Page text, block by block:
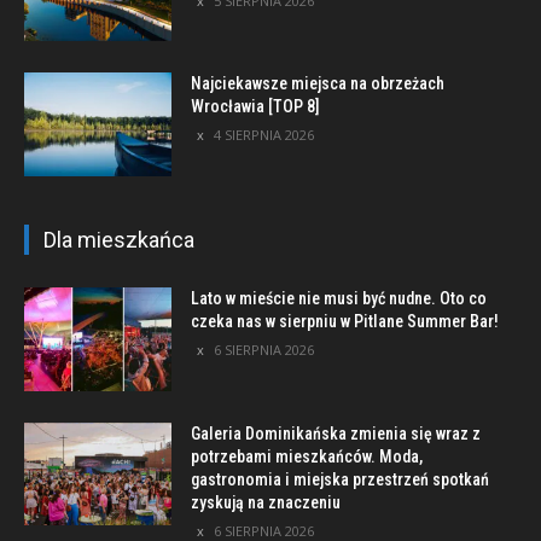
Najciekawsze miejsca na obrzeżach
Wrocławia [TOP 8]
4 SIERPNIA 2026
Dla mieszkańca
Lato w mieście nie musi być nudne. Oto co
czeka nas w sierpniu w Pitlane Summer Bar!
6 SIERPNIA 2026
Galeria Dominikańska zmienia się wraz z
potrzebami mieszkańców. Moda,
gastronomia i miejska przestrzeń spotkań
zyskują na znaczeniu
6 SIERPNIA 2026